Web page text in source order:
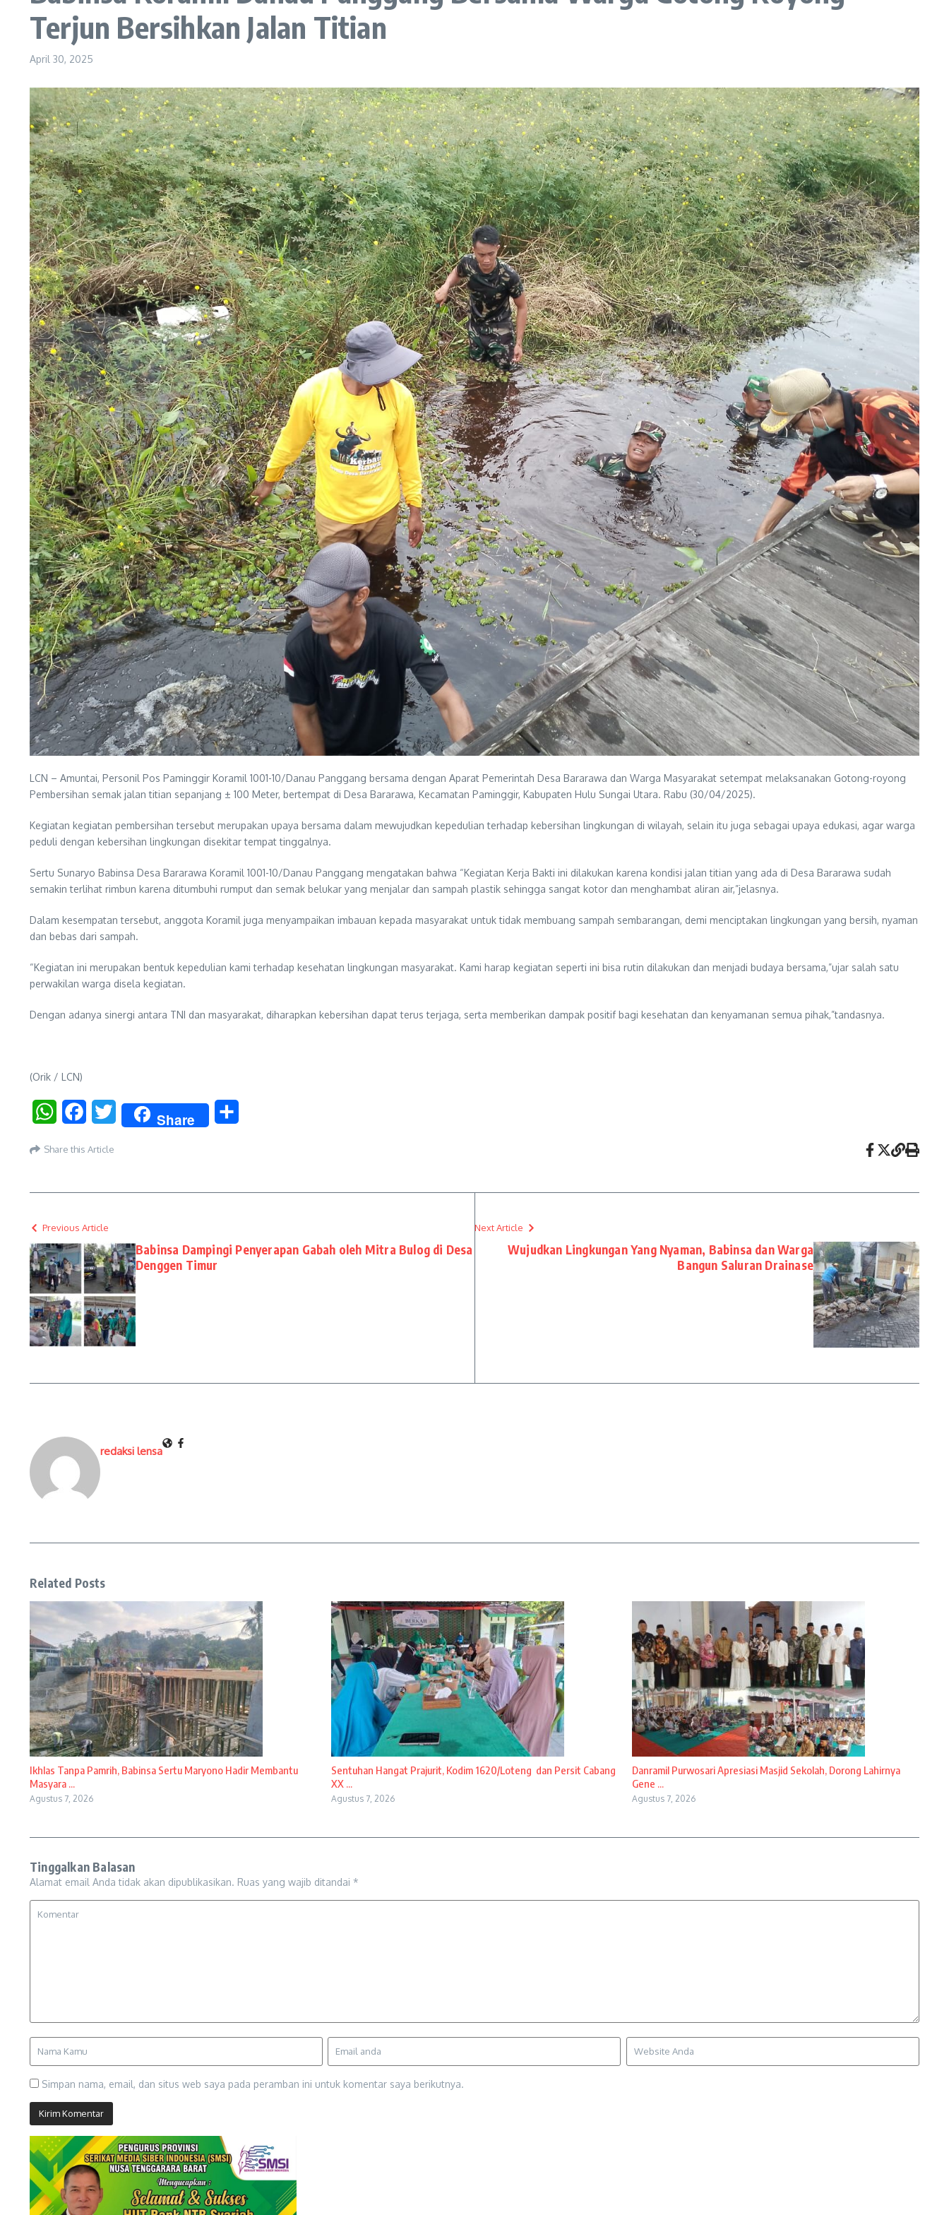
Terjun Bersihkan Jalan Titian
April 30, 2025
LCN – Amuntai, Personil Pos Paminggir Koramil 1001-10/Danau Panggang bersama dengan Aparat Pemerintah Desa Bararawa dan Warga Masyarakat setempat melaksanakan Gotong-royong
Pembersihan semak jalan titian sepanjang ± 100 Meter, bertempat di Desa Bararawa, Kecamatan Paminggir, Kabupaten Hulu Sungai Utara. Rabu (30/04/2025).
Kegiatan kegiatan pembersihan tersebut merupakan upaya bersama dalam mewujudkan kepedulian terhadap kebersihan lingkungan di wilayah, selain itu juga sebagai upaya edukasi, agar warga
peduli dengan kebersihan lingkungan disekitar tempat tinggalnya.
Sertu Sunaryo Babinsa Desa Bararawa Koramil 1001-10/Danau Panggang mengatakan bahwa “Kegiatan Kerja Bakti ini dilakukan karena kondisi jalan titian yang ada di Desa Bararawa sudah
semakin terlihat rimbun karena ditumbuhi rumput dan semak belukar yang menjalar dan sampah plastik sehingga sangat kotor dan menghambat aliran air,”jelasnya.
Dalam kesempatan tersebut, anggota Koramil juga menyampaikan imbauan kepada masyarakat untuk tidak membuang sampah sembarangan, demi menciptakan lingkungan yang bersih, nyaman
dan bebas dari sampah.
“Kegiatan ini merupakan bentuk kepedulian kami terhadap kesehatan lingkungan masyarakat. Kami harap kegiatan seperti ini bisa rutin dilakukan dan menjadi budaya bersama,”ujar salah satu
perwakilan warga disela kegiatan.
Dengan adanya sinergi antara TNI dan masyarakat, diharapkan kebersihan dapat terus terjaga, serta memberikan dampak positif bagi kesehatan dan kenyamanan semua pihak,”tandasnya.
(Orik / LCN)
WhatsAppFacebookTwitter Share
Share this Article
Previous Article
Babinsa Dampingi Penyerapan Gabah oleh Mitra Bulog di Desa
Denggen Timur
Next Article
Wujudkan Lingkungan Yang Nyaman, Babinsa dan Warga
Bangun Saluran Drainase
redaksi lensa
Related Posts
Ikhlas Tanpa Pamrih, Babinsa Sertu Maryono Hadir Membantu
Masyara ...
Agustus 7, 2026
Sentuhan Hangat Prajurit, Kodim 1620/Loteng dan Persit Cabang
XX ...
Agustus 7, 2026
Danramil Purwosari Apresiasi Masjid Sekolah, Dorong Lahirnya
Gene ...
Agustus 7, 2026
Tinggalkan Balasan
Alamat email Anda tidak akan dipublikasikan. Ruas yang wajib ditandai *
Simpan nama, email, dan situs web saya pada peramban ini untuk komentar saya berikutnya.